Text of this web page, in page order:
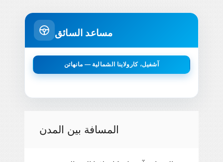
مساعد السائق
آشفيل، كارولاينا الشمالية — مانهاتن
المسافة بين المدن